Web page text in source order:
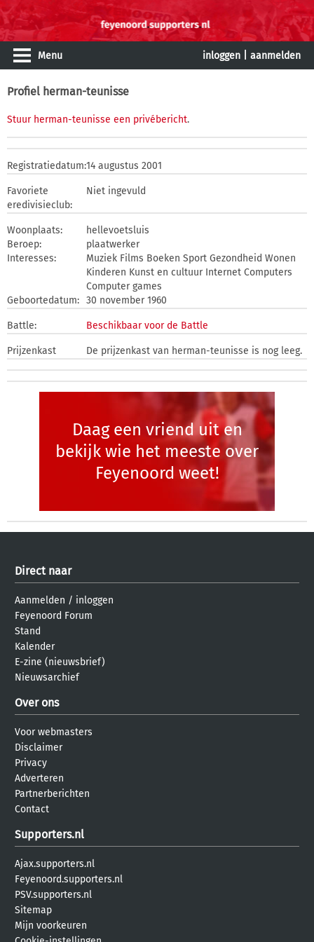
Menu inloggen aanmelden
Profiel herman-teunisse
Stuur herman-teunisse een privébericht.
Registratiedatum:14 augustus 2001
Favoriete
eredivisieclub:
Niet ingevuld
Woonplaats:
hellevoetsluis
Beroep:
plaatwerker
Interesses:
Muziek Films Boeken Sport Gezondheid Wonen
Kinderen Kunst en cultuur Internet Computers
Computer games
Geboortedatum: 30 november 1960
Battle: Beschikbaar voor de Battle
Prijzenkast De prijzenkast van herman-teunisse is nog leeg.
Daag een vriend uit en
bekijk wie het meeste over
Feyenoord weet!
Direct naar
Aanmelden / inloggen
Feyenoord Forum
Stand
Kalender
E-zine (nieuwsbrief)
Nieuwsarchief
Over ons
Voor webmasters
Disclaimer
Privacy
Adverteren
Partnerberichten
Contact
Supporters.nl
Ajax.supporters.nl
Feyenoord.supporters.nl
PSV.supporters.nl
Sitemap
Mijn voorkeuren